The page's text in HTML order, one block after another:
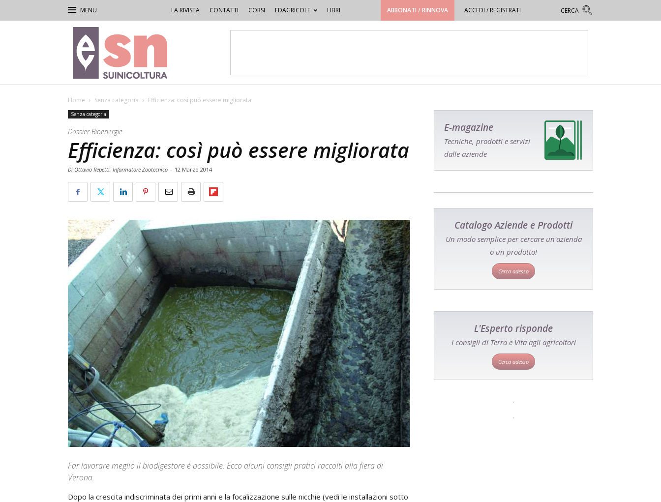
LA RIVISTA CONTATTI CORSI EDAGRICOLE LIBRI ABBONATI / RINNOVA ACCEDI / REGISTRATI
Rivista
di
Suinicoltura
Home Senza categoria Efficienza: così può essere migliorata
Senza categoria
Dossier Bioenergie
Efficienza: così può essere migliorata
Di Ottavio Repetti, Informatore Zootecnico - 12 Marzo 2014
Far lavorare meglio il biodigestore è possibile. Ecco alcuni consigli pratici raccolti alla fiera di
Verona.
Dopo la crescita indiscriminata dei primi anni e la focalizzazione sulle nicchie (vedi le installazioni sotto
E-magazine
Tecniche, prodotti e servizi
dalle aziende
Catalogo Aziende e Prodotti
Un modo semplice per cercare un'azienda
o un prodotto!
Cerca adesso
L'Esperto risponde
I consigli di Terra e Vita agli agricoltori
Cerca adesso